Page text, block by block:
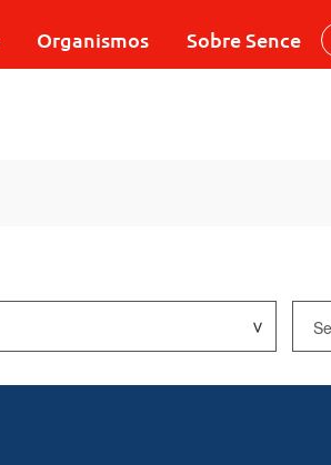
Organismos Sobre Sence